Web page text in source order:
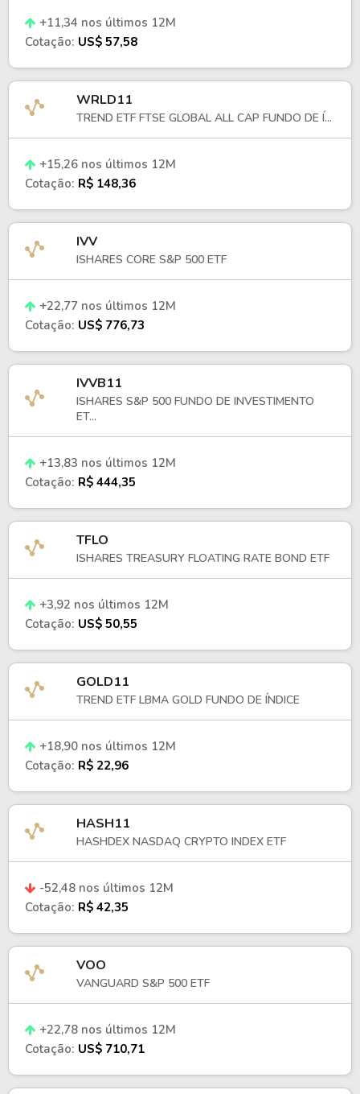
+11,34 nos últimos 12M
Cotação: US$ 57,58
WRLD11
TREND ETF FTSE GLOBAL ALL CAP FUNDO DE Í...
+15,26 nos últimos 12M
Cotação: R$ 148,36
IVV
ISHARES CORE S&P 500 ETF
+22,77 nos últimos 12M
Cotação: US$ 776,73
IVVB11
ISHARES S&P 500 FUNDO DE INVESTIMENTO
ET...
+13,83 nos últimos 12M
Cotação: R$ 444,35
TFLO
ISHARES TREASURY FLOATING RATE BOND ETF
+3,92 nos últimos 12M
Cotação: US$ 50,55
GOLD11
TREND ETF LBMA GOLD FUNDO DE ÍNDICE
+18,90 nos últimos 12M
Cotação: R$ 22,96
HASH11
HASHDEX NASDAQ CRYPTO INDEX ETF
-52,48 nos últimos 12M
Cotação: R$ 42,35
VOO
VANGUARD S&P 500 ETF
+22,78 nos últimos 12M
Cotação: US$ 710,71